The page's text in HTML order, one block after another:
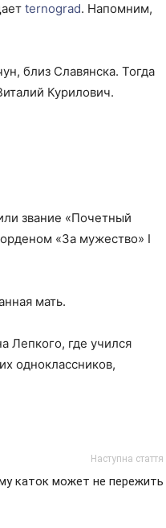
ternograd. Напомним,
близ Славянска. Тогда
Курилович.
звание «Почетный
«За мужество» I
мать.
Лепкого, где учился
одноклассников,
Наступна стаття
каток может не пережить